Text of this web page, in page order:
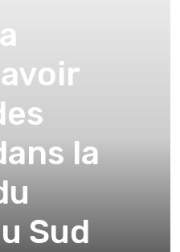
la
Sud